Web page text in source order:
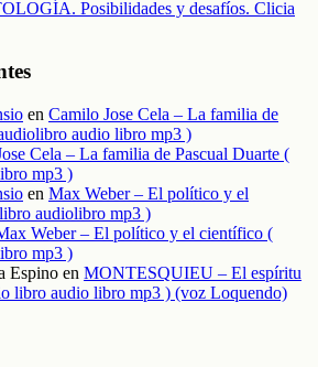
Posibilidades y desafíos. Clicia
en Camilo Jose Cela – La familia de
audio libro mp3 )
Cela – La familia de Pascual Duarte (
mp3 )
en Max Weber – El político y el
audiolibro mp3 )
Weber – El político y el científico (
mp3 )
Espino en MONTESQUIEU – El espíritu
libro audio libro mp3 ) (voz Loquendo)